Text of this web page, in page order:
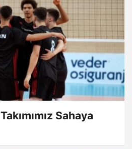
Sahaya